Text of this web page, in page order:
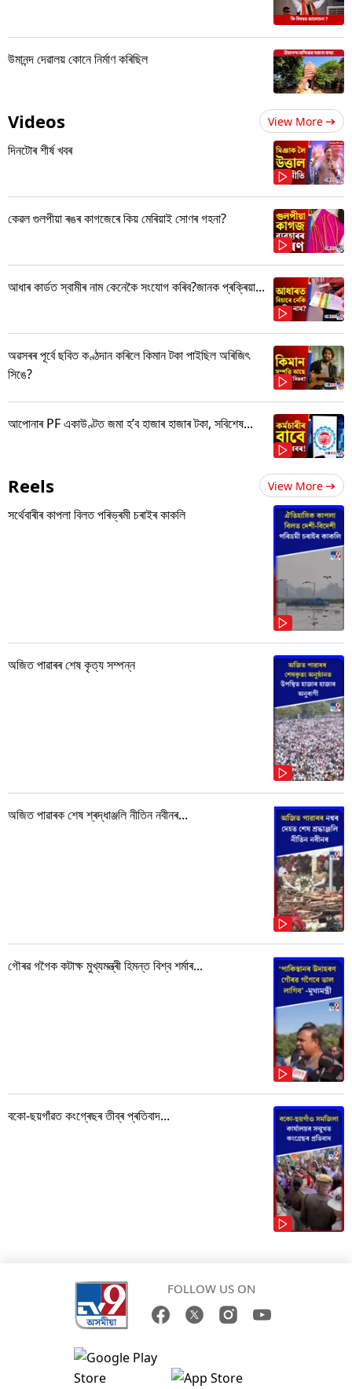
উমানন্দ দেৱালয় কোনে নিৰ্মাণ কৰিছিল
Videos View More
দিনটোৰ শীৰ্ষ খবৰ
কেৱল গুলপীয়া ৰঙৰ কাগজেৰে কিয় মেৰিয়াই সোণৰ গহনা?
আধাৰ কাৰ্ডত স্বামীৰ নাম কেনেকৈ সংযোগ কৰিব?জানক প্ৰক্ৰিয়া...
অৱসৰৰ পূৰ্বে ছবিত কণ্ঠদান কৰিলে কিমান টকা পাইছিল অৰিজিৎ
সিঙে?
আপোনাৰ PF একাউণ্টত জমা হ’ব হাজাৰ হাজাৰ টকা, সবিশেষ...
Reels View More
সৰ্থেবাৰীৰ কাপলা বিলত পৰিভ্ৰমী চৰাইৰ কাকলি
অজিত পাৱাৰৰ শেষ কৃত্য সম্পন্ন
অজিত পাৱাৰক শেষ শ্ৰদ্ধাঞ্জলি নীতিন নবীনৰ...
গৌৰৱ গগৈক কটাক্ষ মুখ্যমন্ত্ৰী হিমন্ত বিশ্ব শৰ্মাৰ...
বকো-ছয়গাঁৱত কংগ্ৰেছৰ তীব্ৰ প্ৰতিবাদ...
FOLLOW US ON